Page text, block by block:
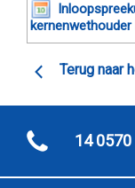
Terug naar
14 0570